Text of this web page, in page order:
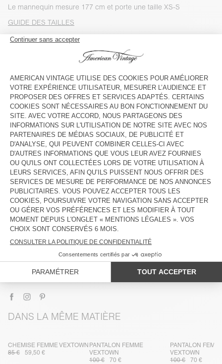
Le mannequin mesure 177 cm et porte une taille XS-S
GUIDE DES TAILLES
Livraison estiméeentre le mercredi 12 août et le vendredi 14
VOIR LA DISPONIBILITE EN MAGASIN
VOIR LE LOOK
DESCRIPTION
TAILLE ET COUPE
COMPOSITION
ENTRETIEN
LIVRAISON ET RETOURS
DANS LA MÊME MATIÈRE
CHEMISE FEMME VEXTOWN
85 €
59,50 €
PANTALON FEMME
VEXTOWN
100 €
70 €
PANTALON
VEXTOWN
100 €
70 €